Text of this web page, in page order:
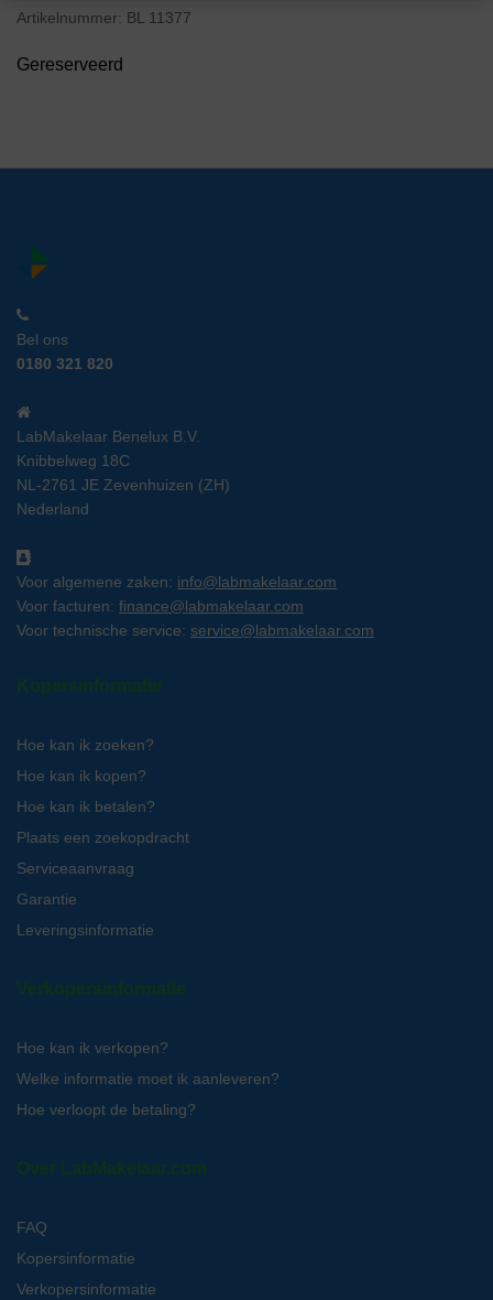
Artikelnummer: BL 11377
Gereserveerd
Bel ons
0180 321 820
LabMakelaar Benelux B.V.
Knibbelweg 18C
NL-2761 JE Zevenhuizen (ZH)
Nederland
Voor algemene zaken: info@labmakelaar.com
Voor facturen: finance@labmakelaar.com
Voor technische service: service@labmakelaar.com
Kopersinformatie
Hoe kan ik zoeken?
Hoe kan ik kopen?
Hoe kan ik betalen?
Plaats een zoekopdracht
Serviceaanvraag
Garantie
Leveringsinformatie
Verkopersinformatie
Hoe kan ik verkopen?
Welke informatie moet ik aanleveren?
Hoe verloopt de betaling?
Over LabMakelaar.com
FAQ
Kopersinformatie
Verkopersinformatie